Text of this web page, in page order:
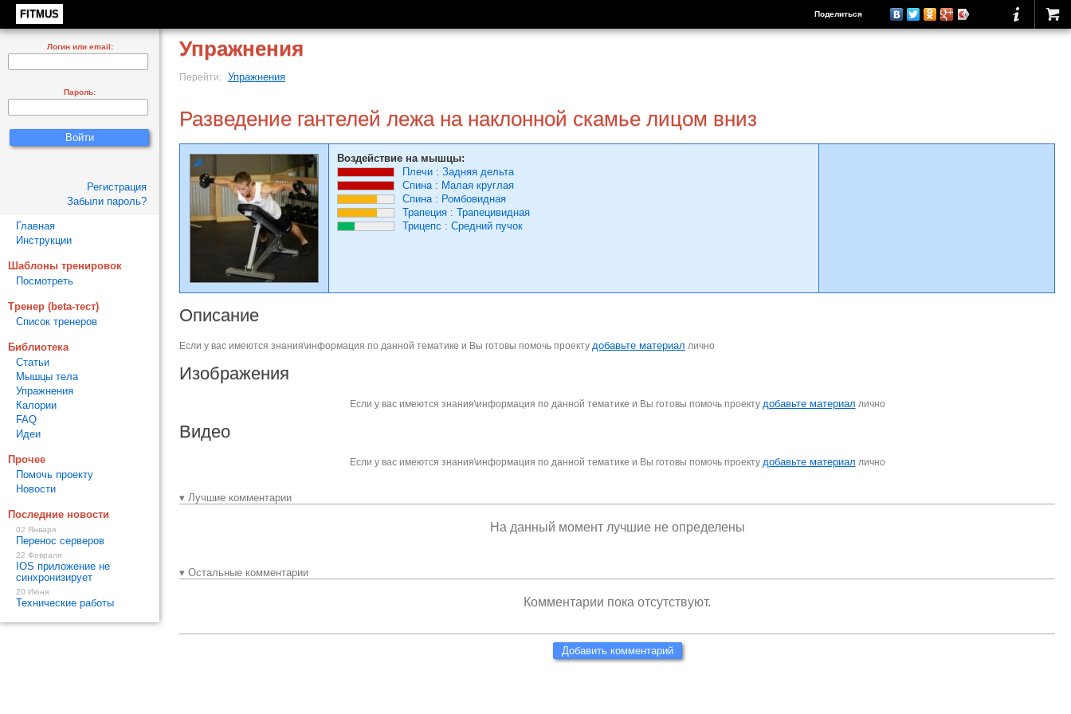
FITMUS Поделиться
Упражнения
Перейти: Упражнения
Разведение гантелей лежа на наклонной скамье лицом вниз
Воздействие на мышцы:
Плечи : Задняя дельта
Спина: Малая круглая
Спина: Ромбовидная
Трапеция : Трапецивидная
Трицепс : Средний пучок
Описание
Если у вас имеются знания\информация по данной тематике и Вы готовы помочь проекту добавьте материал лично
Изображения
Если у вас имеются знания\информация по данной тематике и Вы готовы помочь проекту добавьте материал лично
Видео
Если у вас имеются знания\информация по данной тематике и Вы готовы помочь проекту добавьте материал лично
▾ Лучшие комментарии
На данный момент лучшие не определены
▾ Остальные комментарии
Комментарии пока отсутствуют.
Добавить комментарий
Логин или email:
Пароль:
Регистрация
Забыли пароль?
Главная
Инструкции
Шаблоны тренировок
Посмотреть
Тренер (beta-тест)
Список тренеров
Библиотека
Статьи
Мышцы тела
Упражнения
Калории
FAQ
Идеи
Прочее
Помочь проекту
Новости
Последние новости
02 Января
Перенос серверов
22 Февраля
IOS приложение не
синхронизирует
20 Июня
Технические работы